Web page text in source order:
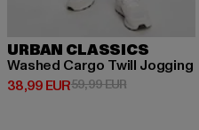
URBAN CLASSICS
Washed Cargo Twill Jogging
38,99 EUR
Derzeitiger Preis: 38,99 EUR
59,99 EURAktionspreis: